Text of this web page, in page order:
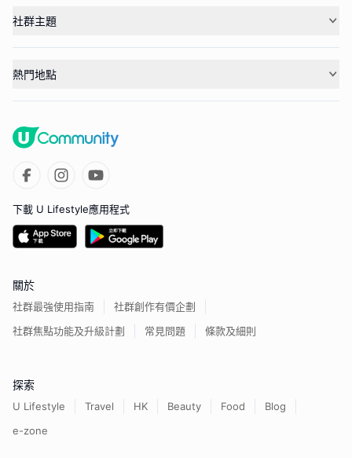
社群主題
熱門地點
下載 U Lifestyle應用程式
關於
社群最強使用指南
社群創作有價企劃
社群焦點功能及升級計劃
常見問題 條款及細則
探索
U Lifestyle Travel HK Beauty Food
Blog
e-zone